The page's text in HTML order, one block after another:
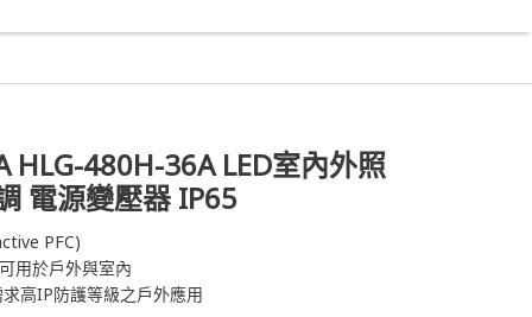
HLG-480H-36A LED室內外照
電源變壓器 IP65
PFC)
用於戶外與室內
高IP防護等級之戶外應用